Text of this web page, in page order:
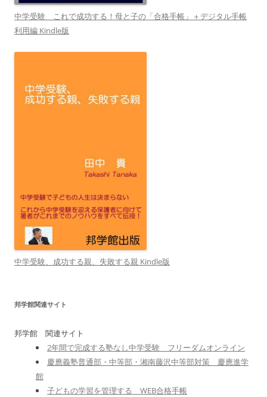
中学受験 これで成功する！母と子の「合格手帳」＋デジタル手帳
利用編 Kindle版
中学受験、成功する親、失敗する親 Kindle版
邦学館関連サイト
邦学館 関連サイト
2年間で完成する塾なし中学受験 フリーダムオンライン
慶應義塾普通部・中等部・湘南藤沢中等部対策 慶應進学
館
子どもの学習を管理する WEB合格手帳